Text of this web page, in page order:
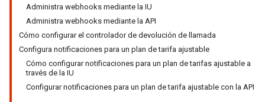
Administra webhooks mediante la IU
Administra webhooks mediante la API
Cómo configurar el controlador de devolución de llamada
Configura notificaciones para un plan de tarifa ajustable
Cómo configurar notificaciones para un plan de tarifas ajustable a
través de la IU
Configurar notificaciones para un plan de tarifa ajustable con la API